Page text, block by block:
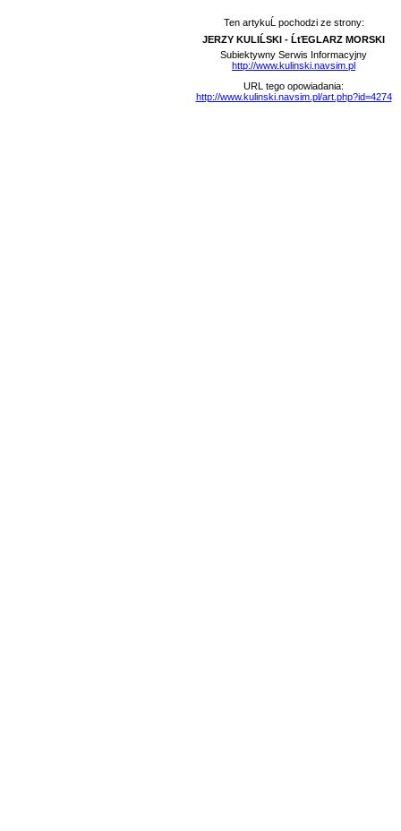
Ten artykuĹ pochodzi ze strony:
JERZY KULIĹSKI - ĹťEGLARZ MORSKI
Subiektywny Serwis Informacyjny
http://www.kulinski.navsim.pl
URL tego opowiadania:
http://www.kulinski.navsim.pl/art.php?id=4274